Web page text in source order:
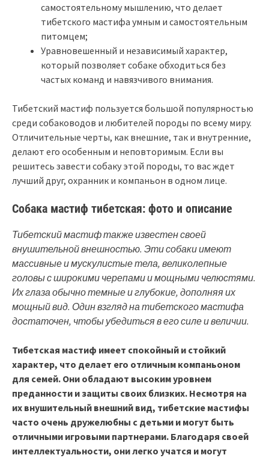
самостоятельному мышлению, что делает
тибетского мастифа умным и самостоятельным
питомцем;
Уравновешенный и независимый характер,
который позволяет собаке обходиться без
частых команд и навязчивого внимания.
Тибетский мастиф пользуется большой популярностью
среди собаководов и любителей породы по всему миру.
Отличительные черты, как внешние, так и внутренние,
делают его особенным и неповторимым. Если вы
решитесь завести собаку этой породы, то вас ждет
лучший друг, охранник и компаньон в одном лице.
Собака мастиф тибетская: фото и описание
Тибетский мастиф также известен своей
внушительной внешностью. Эти собаки имеют
массивные и мускулистые тела, великолепные
головы с широкими черепами и мощными челюстями.
Их глаза обычно темные и глубокие, дополняя их
мощный вид. Один взгляд на тибетского мастифа
достаточен, чтобы убедиться в его силе и величии.
Тибетская мастиф имеет спокойный и стойкий
характер, что делает его отличным компаньоном
для семей. Они обладают высоким уровнем
преданности и защиты своих близких. Несмотря на
их внушительный внешний вид, тибетские мастифы
часто очень дружелюбны с детьми и могут быть
отличными игровыми партнерами. Благодаря своей
интеллектуальности, они легко учатся и могут